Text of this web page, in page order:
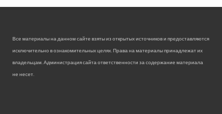
Все материалы на данном сайте взяты из открытых источников и предоставляются
исключительно в ознакомительных целях. Права на материалы принадлежат их
владельцам. Администрация сайта ответственности за содержание материала
не несет.